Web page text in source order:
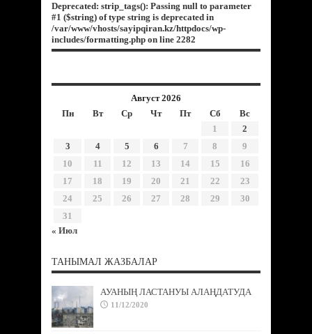
Deprecated: strip_tags(): Passing null to parameter
#1 ($string) of type string is deprecated in
/var/www/vhosts/sayipqiran.kz/httpdocs/wp-
includes/formatting.php on line 2282
Август 2026
Пн
Вт Ср Чт Пт Сб
Вс
1
2
3
4 5 6 7 8
9
10
11 12 13 14 15
16
17
18 19 20 21 22
23
24
25 26 27 28 29
30
31
« Июл
ТАНЫМАЛ ЖАЗБАЛАР
АУАНЫҢ ЛАСТАНУЫ АЛАҢДАТУДА
11/12/2020